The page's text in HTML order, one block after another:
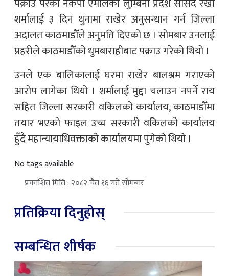
पक्राउ परेकी नेकपा एमालेकी लुम्बिनी प्रदेश सांसद रेखा
शर्मालाई ३ दिन थुनामा राखेर अनुसन्धान गर्न जिल्ला
अदालत काठमाडौँले अनुमति दिएको छ । सोमबार उनलाई
प्रहरीले काठमाडौँको धुमबाराहीबाट पक्राउ गरेको थियो ।
उनले एक बालिकालाई घरमा राखेर बालश्रम गराएको
आरोप लागेका थियो । शर्मालाई मुद्दा चलाउन नपर्ने राय
सहित जिल्ला सरकारी वकिलको कार्यालय, काठमाडौँमा
तयार भएको फाइल उच्च सरकारी वकिलको कार्यालय
हुँदै महान्यायाधिवक्ताको कार्यालयमा पुगेको थियो ।
No tags available
प्रकाशित मिति : २०८२ चैत १६ गते सोमबार
प्रतिक्रिया दिनुहोस्
सम्बन्धित शीर्षक